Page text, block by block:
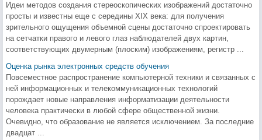
Идеи методов создания стереоскопических изображений достаточно
просты и известны еще с середины XIX века: для получения
зрительного ощущения объемной сцены достаточно спроектировать
на сетчатки правого и левого глаз наблюдателей двух картин,
соответствующих двумерным (плоским) изображениям, регистр ...
Оценка рынка электронных средств обучения
Повсеместное распространение компьютерной техники и связанных с
ней информационных и телекоммуникационных технологий
порождает новые направления информатизации деятельности
человека практически в любой сфере общественной жизни.
Очевидно, что образование не является исключением. За последние
двадцат ...